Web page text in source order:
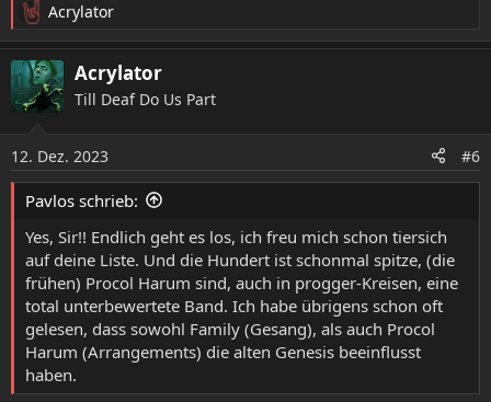
R
e
a
k
t
n
e
n
Acrylator
Acrylator
Till Deaf Do Us Part
12. Dez. 2023 #6
Pavlos schrieb:
Yes, Sir!! Endlich geht es los, ich freu mich schon tiersich
auf deine Liste. Und die Hundert ist schonmal spitze, (die
frühen) Procol Harum sind, auch in progger-Kreisen, eine
total unterbewertete Band. Ich habe übrigens schon oft
gelesen, dass sowohl Family (Gesang), als auch Procol
Harum (Arrangements) die alten Genesis beeinflusst
haben.